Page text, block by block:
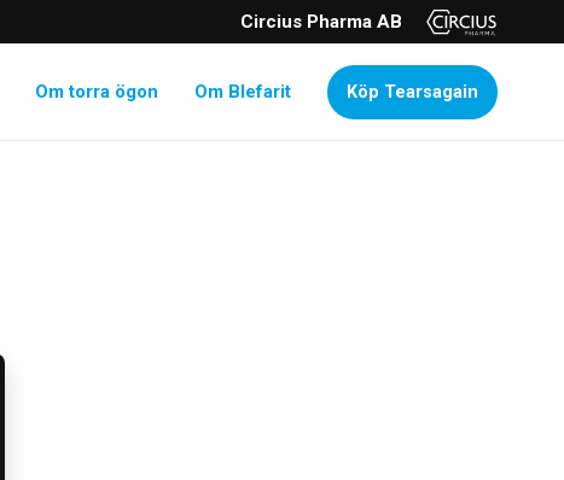
Circius Pharma AB
Om torra ögon Om Blefarit Köp Tearsagain